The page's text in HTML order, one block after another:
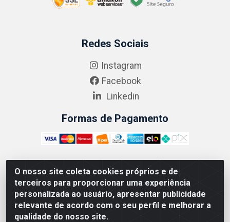
O nosso site coleta cookies próprios e de
terceiros para proporcionar uma experiência
personalizada ao usuário, apresentar publicidade
relevante de acordo com o seu perfil e melhorar a
qualidade do nosso site.
Redes Sociais
Instagram
Facebook
Linkedin
Formas de Pagamento
ABRASEG COMÉRCIO ATACADISTA LTDA - CNPJ:
10.894.768/0001-00 - Avenida Lobo Júnior, 1045 -
Penha Circular - Rio de Janeiro - RJ - CEP 21020-124